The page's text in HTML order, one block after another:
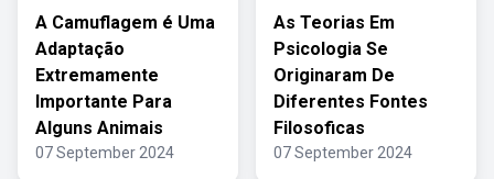
A Camuflagem é Uma
Adaptação
Extremamente
Importante Para
Alguns Animais
07 September 2024
As Teorias Em
Psicologia Se
Originaram De
Diferentes Fontes
Filosoficas
07 September 2024